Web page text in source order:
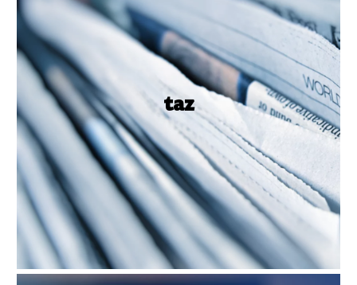
Newsletter
Fotos
taz
Besonders oft Rassismus
»
Dies bestätigt auch Violeta Balog, die als
Mitglied des Vereins Amaro Foro die Belange
der Rom­n:ja vertritt. Sie berichtet zum Beispiel
von schlechterer Benotung für Rom­n:ja und
Sin­ti:z­ze und rassistischer Beleidgungen auf
der Straße. Antiziganismus ist einer der
Schwerpunkte im
Antidiskrimiminierungsbericht 2021. Balog
betont und bekräftigt Atamans Aussagen: Auch
wenn nicht alle Diskriminierungsformen vom
AGG abgedeckt werden, müssen alle Fälle
erfasst werden.